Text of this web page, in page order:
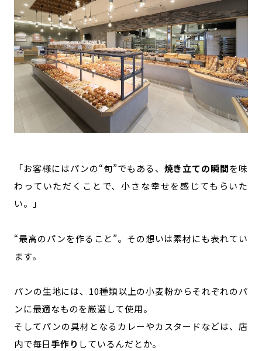
「お客様にはパンの“旬”でもある、 焼き立ての瞬間を味
わっていただくことで、小さな幸せを感じてもらいた
い。」
“最高のパンを作ること”。その想いは素材にも表れてい
ます。
パンの生地には、10種類以上の小麦粉からそれぞれのパ
ンに最適なものを厳選して使用。
そしてパンの具材となるカレーやカスタードなどは、店
内で毎日手作り しているんだとか。